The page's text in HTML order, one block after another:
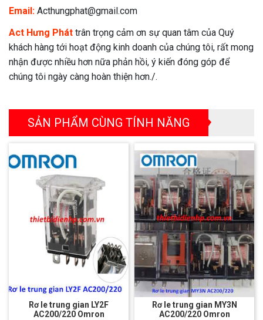
Email: Acthungphat@gmail.com
Act Hưng Phát trân trọng cảm ơn sự quan tâm của Quý
khách hàng tới hoạt động kinh doanh của chúng tôi, rất mong
nhận được nhiều hơn nữa phản hồi, ý kiến đóng góp để
chúng tôi ngày càng hoàn thiện hơn./.
SẢN PHẨM CÙNG TÍNH NĂNG
Rơ le trung gian LY2F
AC200/220 Omron
Rơ le trung gian MY3N
AC200/220 Omron